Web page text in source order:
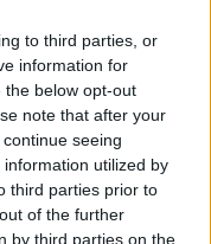
to third parties, or
information for
the below opt-out
note that after your
seeing
utilized by
third parties prior to
of the further
by third parties on the